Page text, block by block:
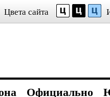
Цвета сайта
Официально